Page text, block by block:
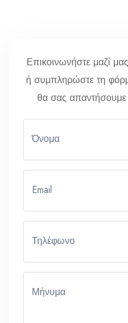
Επικοινωνήστε μαζί
ή συμπληρώστε τη
θα σας απαντήσουμε
Όνομα
Email
Τηλέφωνο
Μήνυμα